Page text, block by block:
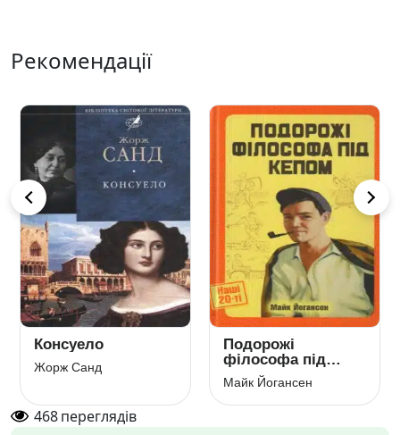
Рекомендації
Консуело
Жорж Санд
Подорожі
філософа під
кепом
Майк Йогансен
468переглядів